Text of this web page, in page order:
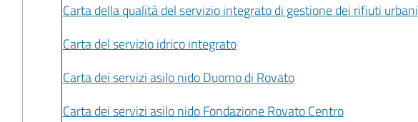
Carta della qualità del servizio integrato di gestione dei rifiuti urbani
Carta del servizio idrico integrato
Carta dei servizi asilo nido Duomo di Rovato
Carta dei servizi asilo nido Fondazione Rovato Centro